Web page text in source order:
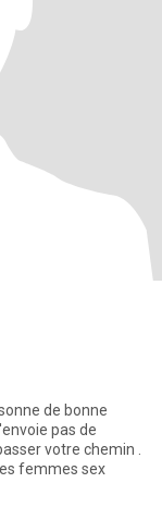
de bonne
pas de
votre chemin .
femmes sex